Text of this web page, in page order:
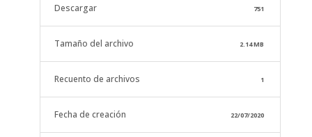
Descargar 751
Tamaño del archivo 2.14 MB
Recuento de archivos 1
Fecha de creación 22/07/2020